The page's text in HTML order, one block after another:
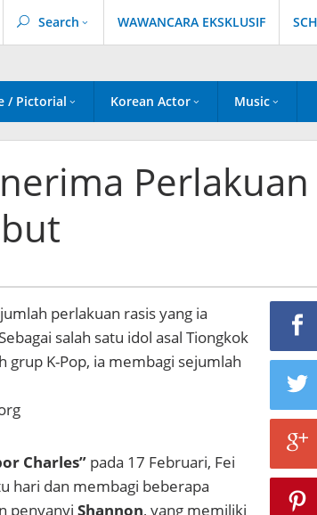
Search WAWANCARA EKSKLUSIF
/ Pictorial Korean Actor Music
Perlakuan
perlakuan rasis yang ia
salah satu idol asal Tiongkok
K-Pop, ia membagi sejumlah
Charles”pada 17 Februari, Fei
hari dan membagi beberapa
penyanyi Shannon, yang memiliki